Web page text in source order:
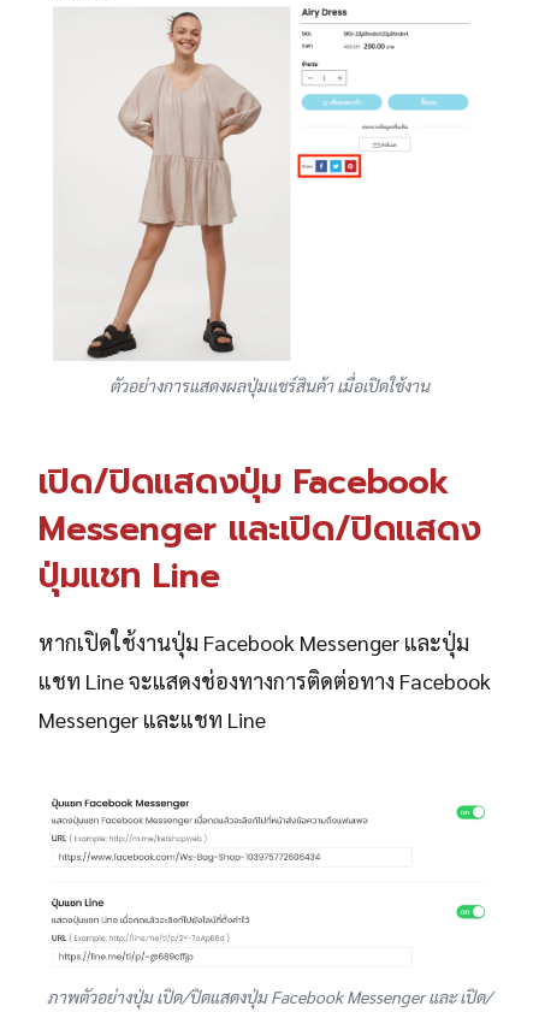
ตัวอย่างการแสดงผลปุ่มแชร์สินค้า เมื่อเปิดใช้งาน
เปิด/ปิดแสดงปุ่ม Facebook
Messenger และเปิด/ปิดแสดง
ปุ่มแชท Line
หากเปิดใช้งานปุ่ม Facebook Messenger และปุ่ม
แชท Line จะแสดงช่องทางการติดต่อทาง Facebook
Messenger และแชท Line
ภาพตัวอย่างปุ่ม เปิด/ปิดแสดงปุ่ม Facebook Messenger และ เปิด/